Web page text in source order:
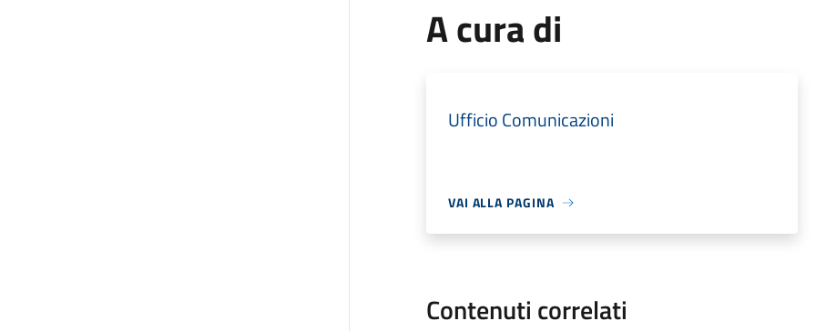
A cura di
Ufficio Comunicazioni
VAI ALLA PAGINA
Contenuti correlati